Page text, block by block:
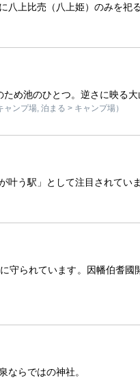
八上比売（八上姫）のみを祀る
め池のひとつ。逆さに映る大
ンプ場, 泊まる > キャンプ場）
う駅」として注目されていま
守られています。因幡伯耆
ならではの神社。